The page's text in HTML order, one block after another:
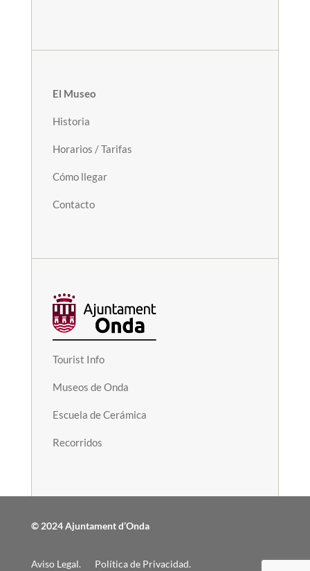
El Museo
Historia
Horarios / Tarifas
Cómo llegar
Contacto
Tourist Info
Museos de Onda
Escuela de Cerámica
Recorridos
© 2024 Ajuntament d’Onda
Aviso Legal. Política de Privacidad.